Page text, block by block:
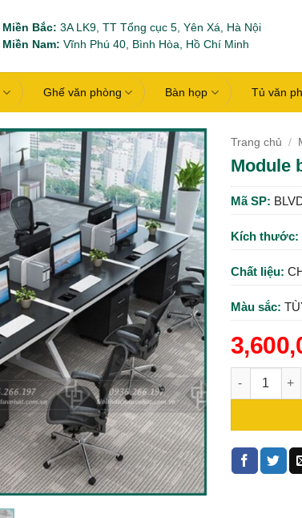
Miền Bắc: 3A LK9, TT Tổng cục 5, Yên Xá, Hà Nội
Miền Nam: Vĩnh Phú 40, Bình Hòa, Hồ Chí Minh
Ghế văn phòng Bàn họp Tủ văn
Trang chủ /
Module
Mã SP:
Kích thước:
Chất liệu:
Màu sắc:
Module bàn